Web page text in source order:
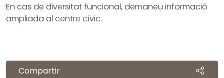
En cas de diversitat funcional, demaneu informació
ampliada al centre cívic.
Compartir